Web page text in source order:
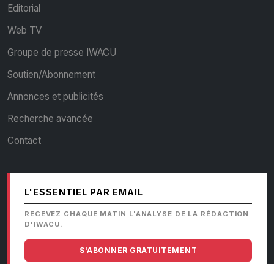
Editorial
Web TV
Groupe de presse IWACU
Soutien/Abonnement
Annonces et publicités
Recherche avancée
Contact
L'ESSENTIEL PAR EMAIL
RECEVEZ CHAQUE MATIN L'ANALYSE DE LA RÉDACTION
D'IWACU.
S'ABONNER GRATUITEMENT